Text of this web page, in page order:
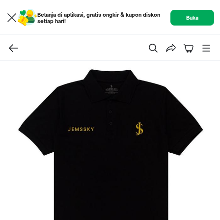
Belanja di aplikasi, gratis ongkir & kupon diskon
setiap hari!
Buka